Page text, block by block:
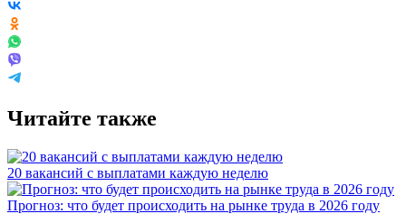
Читайте также
20 вакансий с выплатами каждую неделю
Прогноз: что будет происходить на рынке труда в 2026 году